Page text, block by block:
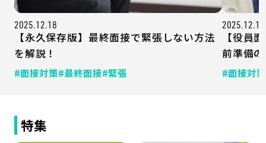
2025.12.18
【永久保存版】最終面接で緊張しない方法
を解説！
#面接対策#最終面接#緊張
2025.12.15
【役員
前準備
#面接対策
特集